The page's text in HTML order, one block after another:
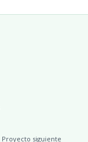
Proyecto siguiente